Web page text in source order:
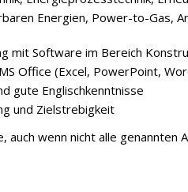
Energien, Power-to-Gas,
mit Software im Bereich
Office (Excel, PowerPoint,
gute Englischkenntnisse
und Zielstrebigkeit
auch wenn nicht alle genannten